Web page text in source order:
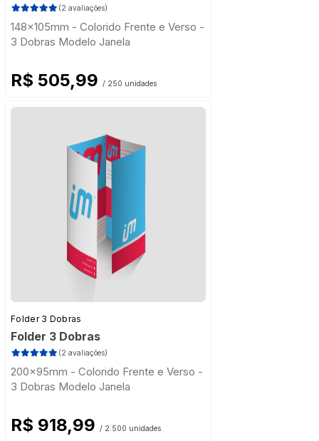
(2 avaliações)
148x105mm - Colorido Frente e Verso -
3 Dobras Modelo Janela
R$ 505,99 / 250 unidades
Folder 3 Dobras
Folder 3 Dobras
(2 avaliações)
200x95mm - Colorido Frente e Verso -
3 Dobras Modelo Janela
R$ 918,99 / 2.500 unidades